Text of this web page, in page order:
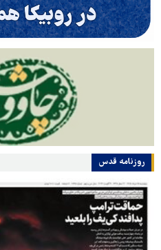
روزنامه قدس